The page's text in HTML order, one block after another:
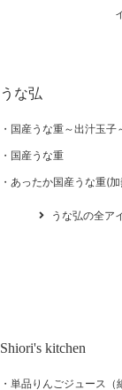
うな弘
国産うな重～出汁玉子
国産うな重
あったか国産うな重(
うな弘の全ア
Shiori's kitchen
単品りんごジュース（